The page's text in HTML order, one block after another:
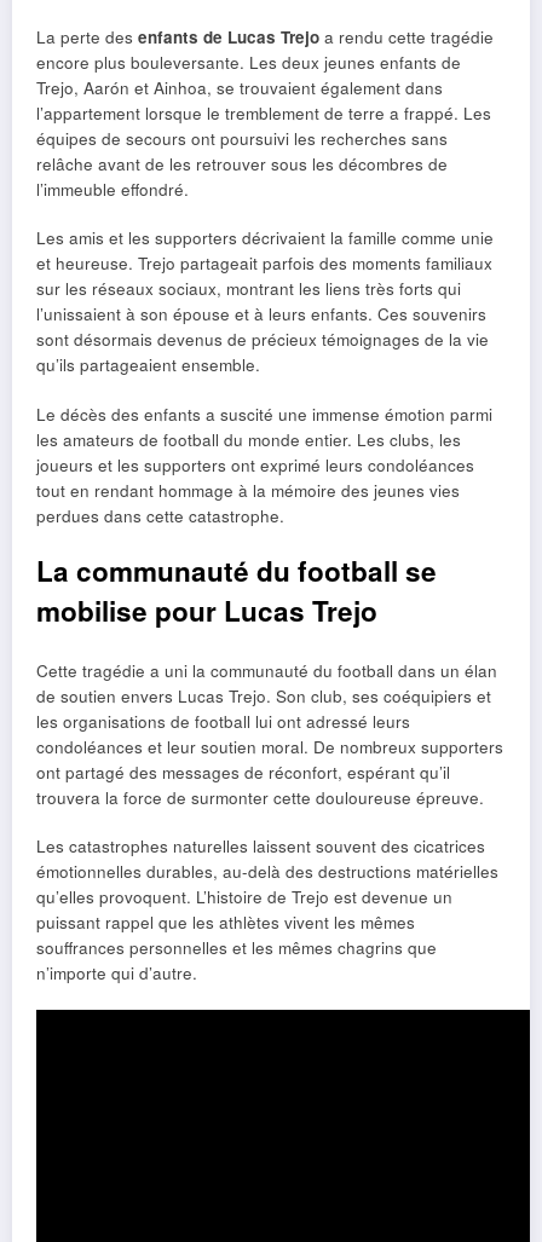
La perte des enfants de Lucas Trejo a rendu cette tragédie
encore plus bouleversante. Les deux jeunes enfants de
Trejo, Aarón et Ainhoa, se trouvaient également dans
l’appartement lorsque le tremblement de terre a frappé. Les
équipes de secours ont poursuivi les recherches sans
relâche avant de les retrouver sous les décombres de
l’immeuble effondré.
Les amis et les supporters décrivaient la famille comme unie
et heureuse. Trejo partageait parfois des moments familiaux
sur les réseaux sociaux, montrant les liens très forts qui
l’unissaient à son épouse et à leurs enfants. Ces souvenirs
sont désormais devenus de précieux témoignages de la vie
qu’ils partageaient ensemble.
Le décès des enfants a suscité une immense émotion parmi
les amateurs de football du monde entier. Les clubs, les
joueurs et les supporters ont exprimé leurs condoléances
tout en rendant hommage à la mémoire des jeunes vies
perdues dans cette catastrophe.
La communauté du football se
mobilise pour Lucas Trejo
Cette tragédie a uni la communauté du football dans un élan
de soutien envers Lucas Trejo. Son club, ses coéquipiers et
les organisations de football lui ont adressé leurs
condoléances et leur soutien moral. De nombreux supporters
ont partagé des messages de réconfort, espérant qu’il
trouvera la force de surmonter cette douloureuse épreuve.
Les catastrophes naturelles laissent souvent des cicatrices
émotionnelles durables, au-delà des destructions matérielles
qu’elles provoquent. L’histoire de Trejo est devenue un
puissant rappel que les athlètes vivent les mêmes
souffrances personnelles et les mêmes chagrins que
n’importe qui d’autre.